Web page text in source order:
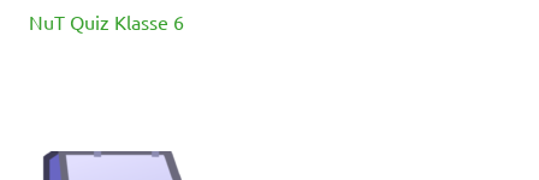
NuT Quiz Klasse 6